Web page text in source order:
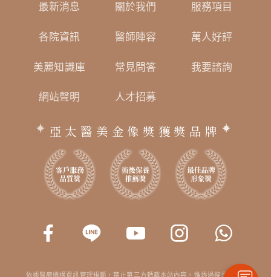
最新消息 關於我們 服務項目
各院資訊 醫師陣容 萬人好評
美麗知識庫 常見問答 我要諮詢
網站聲明 人才招募
亞太醫美金像獎獲獎品牌
依據醫療機構資訊管理規範，禁止第三方轉載本站內容。惟透過搜尋